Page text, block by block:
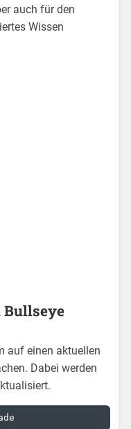
auch für den
Wissen
Bullseye
auf einen aktuellen
Dabei werden